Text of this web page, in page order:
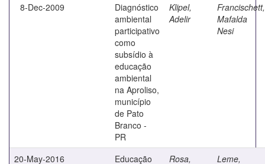
8-Dec-2009
Diagnóstico
ambiental
participativo
como
subsídio à
educação
ambiental
na Aproliso,
município
de Pato
Branco -
PR
Klipel,
Adelir
Francischett,
Mafalda
Nesi
20-May-2016
Educação
Rosa,
Leme,